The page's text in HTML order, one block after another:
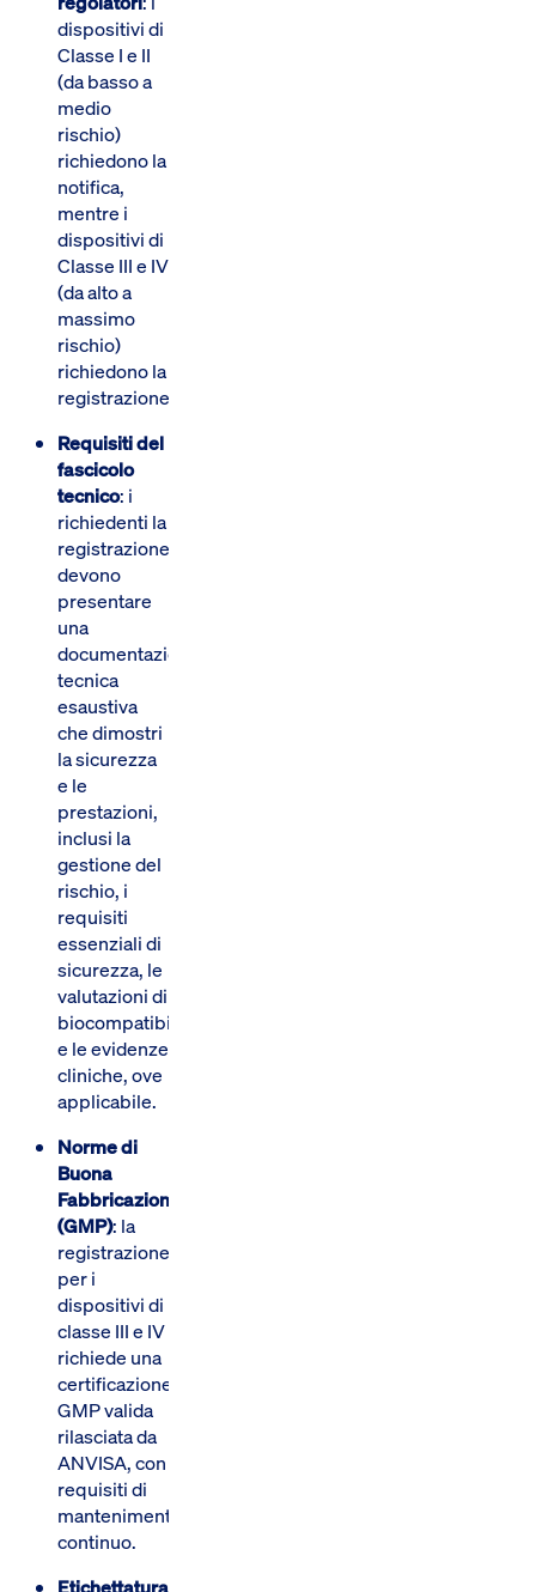
dispositivi di
Classe I e II
(da basso a
medio
rischio)
richiedono la
notifica,
mentre i
dispositivi di
Classe III e IV
(da alto a
massimo
rischio)
richiedono la
registrazione.
Requisiti del
fascicolo
tecnico: i
richiedenti la
registrazione
devono
presentare
una
documentazione
tecnica
esaustiva
che dimostri
la sicurezza
e le
prestazioni,
inclusi la
gestione del
rischio, i
requisiti
essenziali di
sicurezza, le
valutazioni di
biocompatibilità
e le evidenze
cliniche, ove
applicabile.
Norme di
Buona
Fabbricazione
(GMP): la
registrazione
per i
dispositivi di
classe III e IV
richiede una
certificazione
GMP valida
rilasciata da
ANVISA, con
requisiti di
mantenimento
continuo.